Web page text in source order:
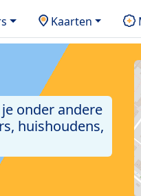
Kaarten
onder andere
huishoudens,